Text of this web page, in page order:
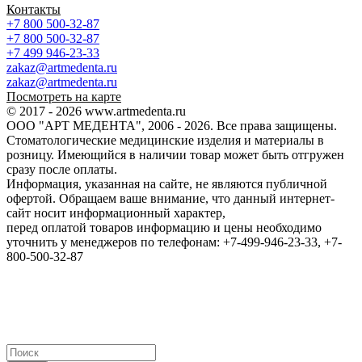
Контакты
+7 800 500-32-87
+7 800 500-32-87
+7 499 946-23-33
zakaz@artmedenta.ru
zakaz@artmedenta.ru
Посмотреть на карте
© 2017 - 2026 www.artmedenta.ru
ООО "АРТ МЕДЕНТА", 2006 - 2026. Все права защищены.
Стоматологические медицинские изделия и материалы в
розницу. Имеющийся в наличии товар может быть отгружен
сразу после оплаты.
Информация, указанная на сайте, не являются публичной
офертой. Обращаем ваше внимание, что данный интернет-
сайт носит информационный характер,
перед оплатой товаров информацию и цены необходимо
уточнить у менеджеров по телефонам: +7-499-946-23-33, +7-
800-500-32-87